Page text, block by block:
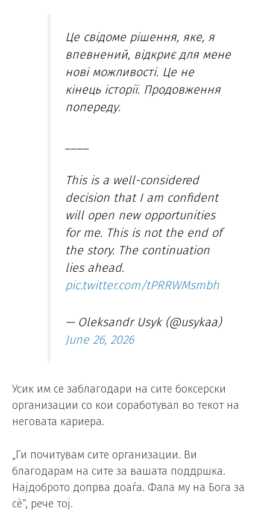
Це свідоме рішення, яке, я
впевнений, відкриє для мене
нові можливості. Це не
кінець історії. Продовження
попереду.
This is a well-considered
decision that I am confident
will open new opportunities
for me. This is not the end of
the story. The continuation
lies ahead.
pic.twitter.com/tPRRWMsmbh
— Oleksandr Usyk (@usykaa)
June 26, 2026
Усик им се заблагодари на сите боксерски
организации со кои соработувал во текот на
неговата кариера.
„Ги почитувам сите организации. Ви
благодарам на сите за вашата поддршка.
Најдоброто допрва доаѓа. Фала му на Бога за
сè“, рече тој.